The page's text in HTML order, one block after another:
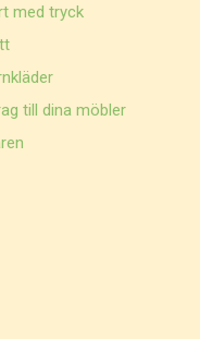
med tryck
till dina möbler